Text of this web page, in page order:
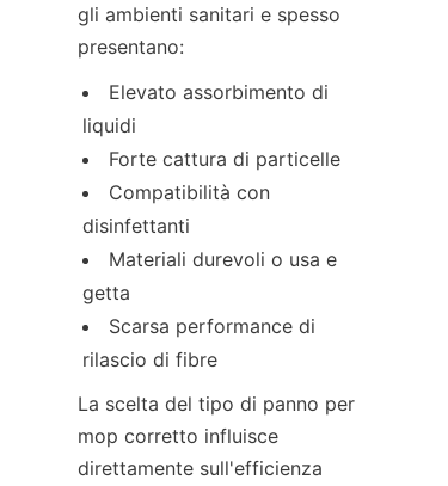
gli ambienti sanitari e spesso
presentano:
Elevato assorbimento di
liquidi
Forte cattura di particelle
Compatibilità con
disinfettanti
Materiali durevoli o usa e
getta
Scarsa performance di
rilascio di fibre
La scelta del tipo di panno per
mop corretto influisce
direttamente sull'efficienza